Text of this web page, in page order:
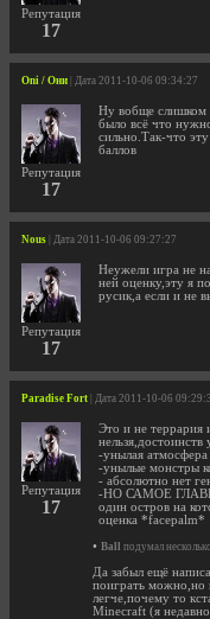
Репутация
17
Oni / Они | Дата 2011-10-06 09:34:27
Репутация
17
Ну вобще слишком
было всё что
сильно.Так-что
баллов
Nous | Дата 2011-10-06 09:27:27
Репутация
17
Неужели игра не
ней оценку,эту я
русик,а если и не
Paradise Fort | Дата 2011-10-06
Репутация
17
Это и не террария
-унылая атмосфера
-унылые монстры
- абсолютно нет
-НО САМОЕ
один остров на
оценка *facepalm*
• Ball подумал
Да забыл ещё
поиграть можно,но
легче,почему то
Minecraft (я